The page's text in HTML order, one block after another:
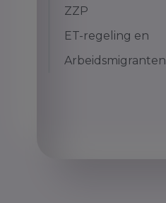
ZZP
ET-regeling en
Arbeidsmigranten